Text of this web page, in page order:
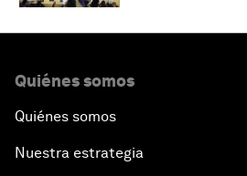
Quiénes somos
Quiénes somos
Nuestra estrategia